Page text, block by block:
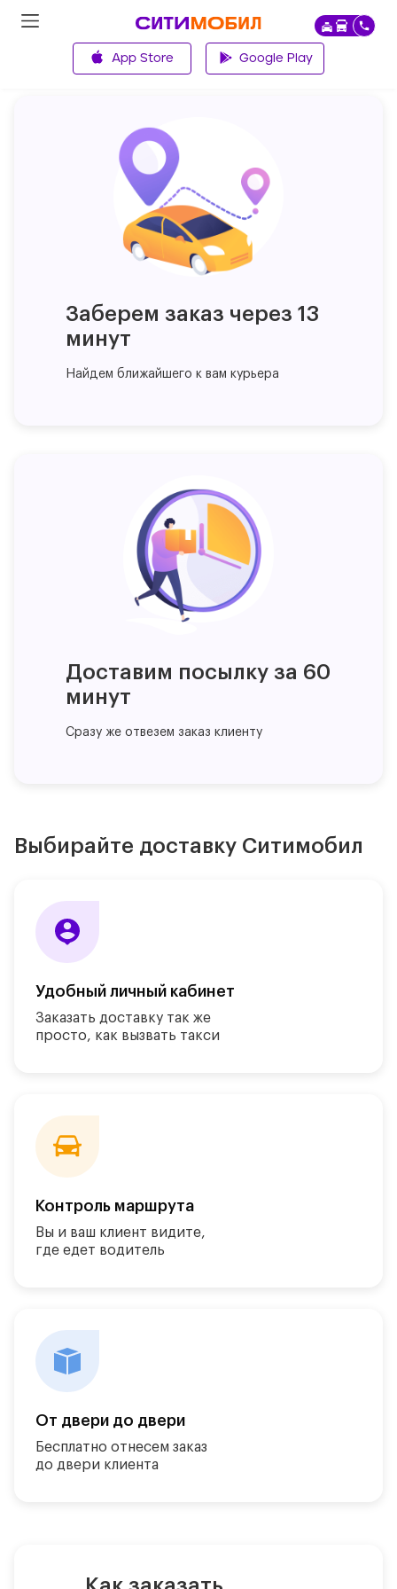
App Store Google Play
Заберем заказ через 13
минут
Найдем ближайшего к вам курьера
Доставим посылку за 60
минут
Сразу же отвезем заказ клиенту
Выбирайте доставку Ситимобил
Удобный личный кабинет
Заказать доставку так же
просто, как вызвать такси
Контроль маршрута
Вы и ваш клиент видите,
где едет водитель
От двери до двери
Бесплатно отнесем заказ
до двери клиента